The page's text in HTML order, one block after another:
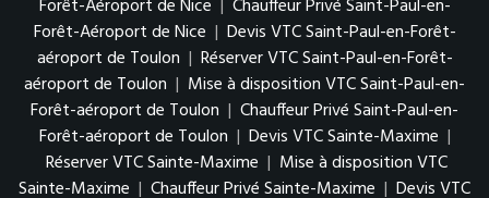
Forêt-Aéroport de Nice | Chauffeur Privé Saint-Paul-en-
Forêt-Aéroport de Nice | Devis VTC Saint-Paul-en-Forêt-
aéroport de Toulon | Réserver VTC Saint-Paul-en-Forêt-
aéroport de Toulon | Mise à disposition VTC Saint-Paul-en-
Forêt-aéroport de Toulon | Chauffeur Privé Saint-Paul-en-
Forêt-aéroport de Toulon | Devis VTC Sainte-Maxime |
Réserver VTC Sainte-Maxime | Mise à disposition VTC
Sainte-Maxime | Chauffeur Privé Sainte-Maxime | Devis VTC